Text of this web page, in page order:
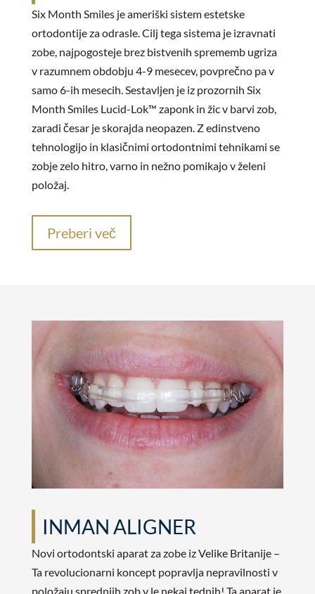
Six Month Smiles je ameriški sistem estetske
ortodontije za odrasle. Cilj tega sistema je izravnati
zobe, najpogosteje brez bistvenih sprememb ugriza
v razumnem obdobju 4-9 mesecev, povprečno pa v
samo 6-ih mesecih. Sestavljen je iz prozornih Six
Month Smiles Lucid-Lok™ zaponk in žic v barvi zob,
zaradi česar je skorajda neopazen. Z edinstveno
tehnologijo in klasičnimi ortodontnimi tehnikami se
zobje zelo hitro, varno in nežno pomikajo v želeni
položaj.
Preberi več
INMAN ALIGNER
Novi ortodontski aparat za zobe iz Velike Britanije –
Ta revolucionarni koncept popravlja nepravilnosti v
položaju sprednjih zob v le nekaj tednih! Ta aparat je